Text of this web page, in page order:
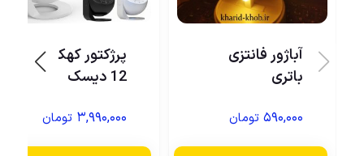
آباژور فانتزی
باتری
۵۹۰,۰۰۰ تومان
پرژکتور کهکشانی
12 دیسک
۳,۹۹۰,۰۰۰ تومان